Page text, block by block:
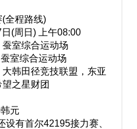
全程路线)
(周日) 上午08:00
室综合运动场
室综合运动场
韩田径竞技联盟，东亚
之星财团
元
设有首尔42195接力赛、